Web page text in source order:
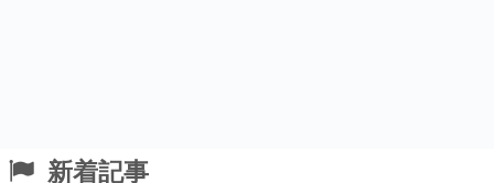
新着記事